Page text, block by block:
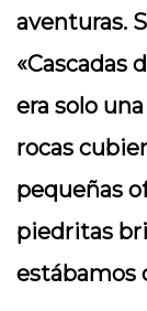
aventuras.
«Cascadas
era solo
rocas
pequeñas
piedritas
estábamos